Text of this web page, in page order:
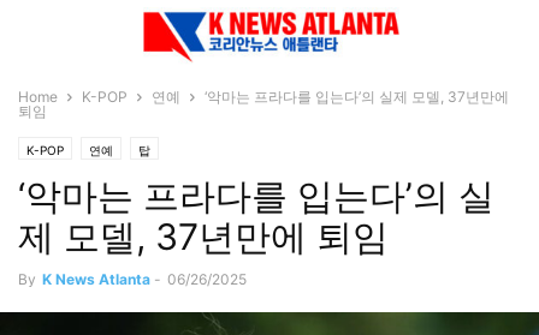
Home K-POP 연예
‘악마는 프라다를 입는다’의 실제 모델, 37년만에
퇴임
K-POP 연예 탑
‘악마는 프라다를 입는다’의 실
제 모델, 37년만에 퇴임
By K News Atlanta - 06/26/2025